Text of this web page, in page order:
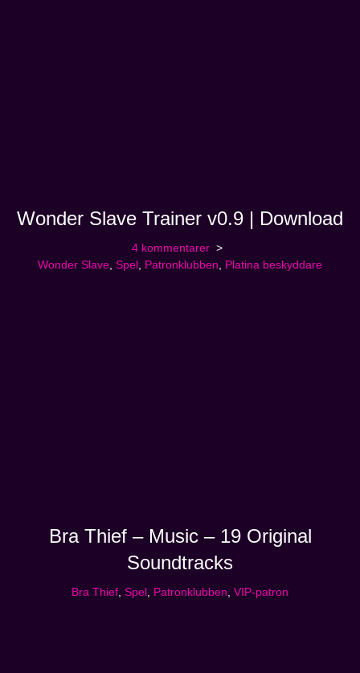
Wonder Slave Trainer v0.9 | Download
4 kommentarer
Wonder Slave, Spel , Patronklubben, Platina beskyddare
Bra Thief – Music – 19 Original
Soundtracks
Bra Thief, Spel , Patronklubben, VIP-patron